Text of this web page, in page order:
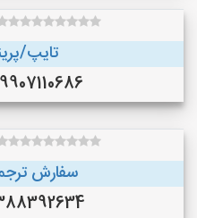
تایپ/
09907110686 (بندر
سفارش
09388392634